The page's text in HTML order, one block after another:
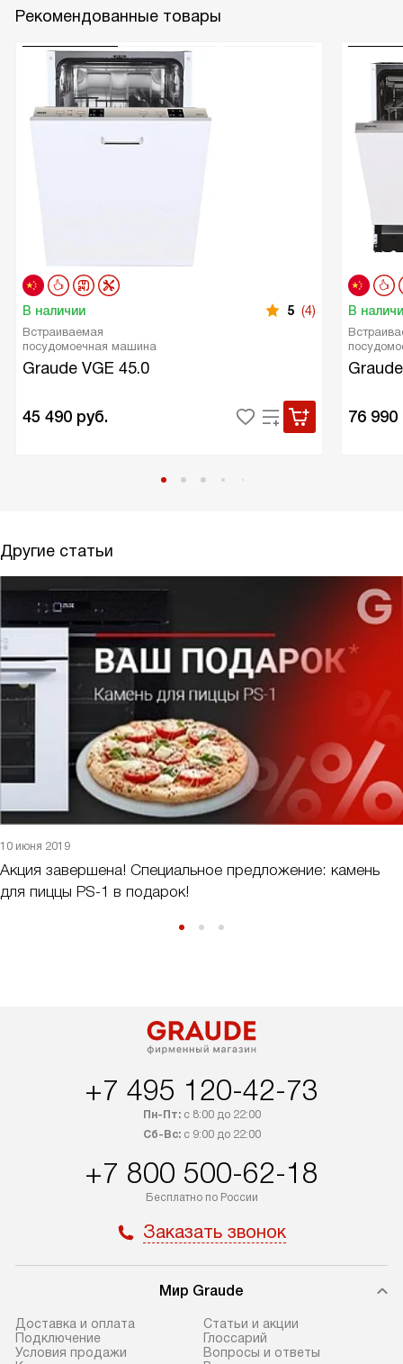
Рекомендованные товары
В наличии 5 (4)
Встраиваемая
посудомоечная машина
Graude VGE 45.0
45 490 руб.
В
76 990
Другие статьи
10 июня 2019
Акция завершена! Специальное предложение: камень
для пиццы PS-1 в подарок!
+7 495 120-42-73
Пн-Пт:с 8:00 до 22:00
Сб-Вс:с 9:00 до 22:00
+7 800 500-62-18
Бесплатно по России
Заказать звонок
Мир Graude
Доставка и оплата
Подключение
Условия продажи
Статьи и акции
Глоссарий
Вопросы и ответы